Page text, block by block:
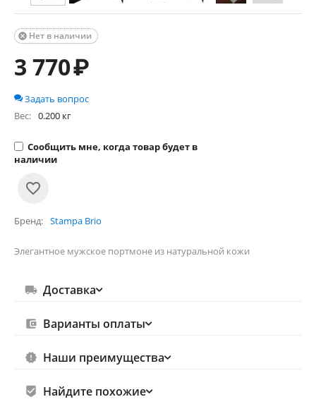
Нет в наличии

3 770₽
Задать вопрос
Вес: 0.200 кг
Сообщить мне, когда товар будет в
наличии
Бренд Stampa Brio
Элегантное мужское портмоне из натуральной кожи
Доставка
Варианты оплаты
Наши преимущества
Найдите похожие